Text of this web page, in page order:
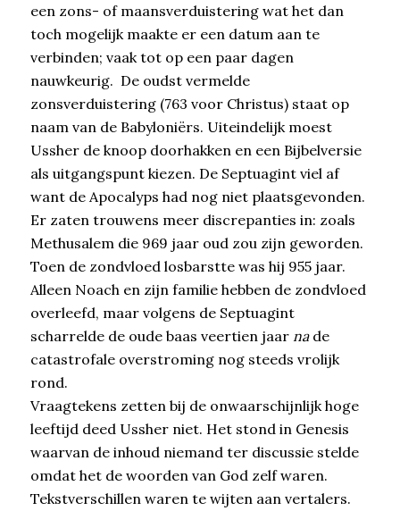
een zons- of maansverduistering wat het dan
toch mogelijk maakte er een datum aan te
verbinden; vaak tot op een paar dagen
nauwkeurig. De oudst vermelde
zonsverduistering (763 voor Christus) staat op
naam van de Babyloniërs. Uiteindelijk moest
Ussher de knoop doorhakken en een Bijbelversie
als uitgangspunt kiezen. De Septuagint viel af
want de Apocalyps had nog niet plaatsgevonden.
Er zaten trouwens meer discrepanties in: zoals
Methusalem die 969 jaar oud zou zijn geworden.
Toen de zondvloed losbarstte was hij 955 jaar.
Alleen Noach en zijn familie hebben de zondvloed
overleefd, maar volgens de Septuagint
scharrelde de oude baas veertien jaar na de
catastrofale overstroming nog steeds vrolijk
rond.
Vraagtekens zetten bij de onwaarschijnlijk hoge
leeftijd deed Ussher niet. Het stond in Genesis
waarvan de inhoud niemand ter discussie stelde
omdat het de woorden van God zelf waren.
Tekstverschillen waren te wijten aan vertalers.